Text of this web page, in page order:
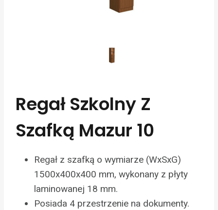
Regał Szkolny Z
Szafką Mazur 10
Regał z szafką o wymiarze (WxSxG)
1500x400x400 mm, wykonany z płyty
laminowanej 18 mm.
Posiada 4 przestrzenie na dokumenty.